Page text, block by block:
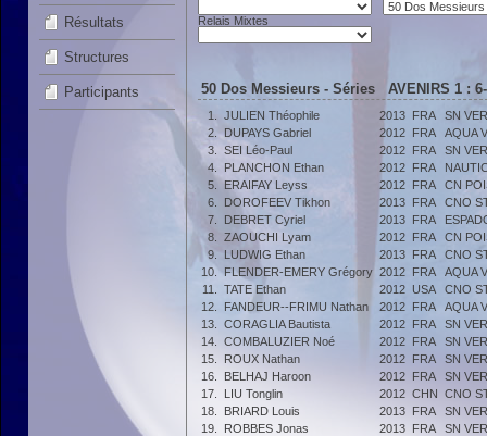
Résultats
Structures
Participants
Relais Mixtes
50 Dos Messieurs - Séries AVENIRS 1 :
1. JULIEN Théophile 2013 FRA
SN
2.
DUPAYS Gabriel 2012 FRA
AQUA
3.
SEI Léo-Paul 2012 FRA
SN
4.
PLANCHON Ethan 2012 FRA
5.
ERAIFAY Leyss 2012 FRA
CN
6.
DOROFEEV Tikhon 2013 FRA
CNO
7.
DEBRET Cyriel 2013 FRA
8.
ZAOUCHI Lyam 2012 FRA
CN
9.
LUDWIG Ethan 2013 FRA
CNO
10.
FLENDER-EMERY Grégory 2012 FRA
AQUA
11.
TATE Ethan 2012 USA
CNO
12.
FANDEUR--FRIMU Nathan 2012 FRA
AQUA
13.
CORAGLIA Bautista 2012 FRA
SN
14.
COMBALUZIER Noé 2012 FRA
SN
15.
ROUX Nathan 2012 FRA
SN
16.
BELHAJ Haroon 2012 FRA
SN
17.
LIU Tonglin 2012 CHN CNO
18.
BRIARD Louis 2013 FRA
SN
19.
ROBBES Jonas 2013 FRA
SN